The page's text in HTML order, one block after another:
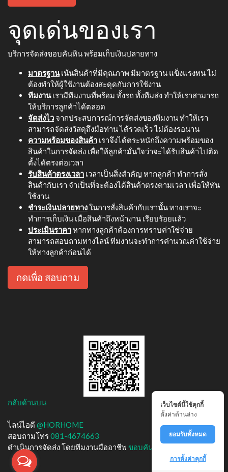
จุดเด่นของเรา
บริการจัดส่งขอบคันหิน พร้อมเก็บเงินปลายทาง
มาตรฐานเน้นสินค้าที่มีคุณภาพ มีมาตรฐาน แข็งแรงทน ไม่
ต้องทำให้ผู้ใช้งานต้องสะดุดกับการใช้งาน
ทีมงานเรามีทีมงานที่พร้อม ทั้งรถ ทั้งทีมส่ง ทำให้เราสามารถ
ให้บริการลูกค้าได้ตลอด
จัดส่งไว จากประสบการณ์การจัดส่งของทีมงาน ทำให้เรา
สามารถจัดส่งวัสดุถึงมือท่าน ได้รวดเร็ว ไม่ต้องรอนาน
ความพร้อมของสินค้า เราจึงได้ตระหนักถึงความพร้อมของ
สินค้าในการจัดส่ง เพื่อให้ลูกค้ามั่นใจว่าจะได้รับสินค้าไปติด
ตั้งได้ตรงต่อเวลา
รับสินค้าตรงเวลา เวลาเป็นสิ่งสำคัญ หากลูกค้า ทำการสั่ง
สินค้ากับเรา จำเป็นที่จะต้องได้สินค้าตรงตามเวลา เพื่อให้ทัน
ใช้งาน
ชำระเงินปลายทางในการสั่งสินค้ากับเรานั้น ทางเราจะ
ทำการเก็บเงิน เมื่อสินค้าถึงหน้างาน เรียบร้อยแล้ว
ประเมินราคาหากทางลูกค้าต้องการทราบค่าใช่จ่าย
สามารถสอบถามทางไลน์ ทีมงานจะทำการคำนวณค่าใช้จ่าย
ให้ทางลูกค้าก่อนได้
กดเพื่อ สอบถาม
กลับด้านบน
ไลน์ไอดี @HORHOME
สอบถามโทร081-4674663
ดำเนินการจัดส่ง โดยทีมงานมืออาชีพ ขอบคันหิน.com
เว็บไซต์นี้ใช้คุกกี้
ตั้งค่าด้านล่าง
ยอมรับทั้งหมด
การตั้งค่าคุกกี้